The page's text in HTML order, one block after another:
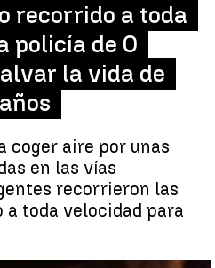
recorrido a toda
policía de O
la vida de
coger aire por unas
en las vías
recorrieron las
toda velocidad para